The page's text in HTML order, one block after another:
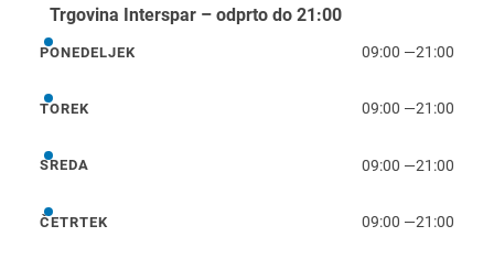
Trgovina Interspar – odprto do 21:00
ponedeljek
PONEDELJEK 09:00 —21:00
torek
TOREK 09:00 —21:00
sreda
SREDA 09:00 —21:00
četrtek
ČETRTEK 09:00 —21:00